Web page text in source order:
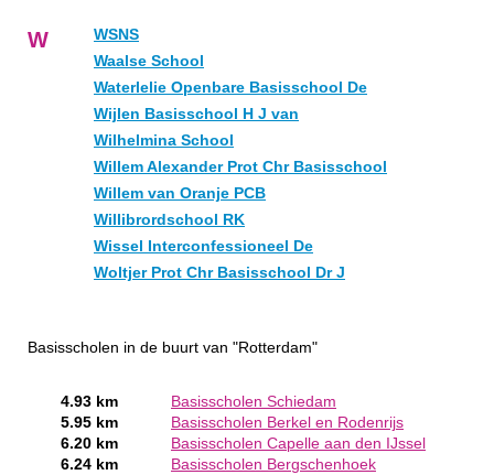
W
WSNS
Waalse School
Waterlelie Openbare Basisschool De
Wijlen Basisschool H J van
Wilhelmina School
Willem Alexander Prot Chr Basisschool
Willem van Oranje PCB
Willibrordschool RK
Wissel Interconfessioneel De
Woltjer Prot Chr Basisschool Dr J
Basisscholen in de buurt van "Rotterdam"
4.93 km
Basisscholen Schiedam
5.95 km
Basisscholen Berkel en Rodenrijs
6.20 km
Basisscholen Capelle aan den IJssel
6.24 km
Basisscholen Bergschenhoek